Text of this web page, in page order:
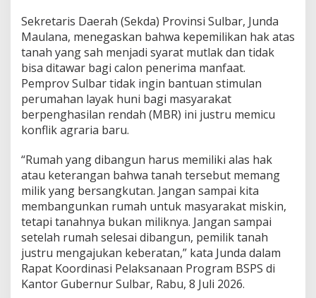
t
i
-
a
n
t
i
e
n
s
i
S
e
n
g
k
t
Sekretaris Daerah (Sekda) Provinsi Sulbar, Junda
Maulana, menegaskan bahwa kepemilikan hak atas
tanah yang sah menjadi syarat mutlak dan tidak
bisa ditawar bagi calon penerima manfaat.
Pemprov Sulbar tidak ingin bantuan stimulan
perumahan layak huni bagi masyarakat
berpenghasilan rendah (MBR) ini justru memicu
konflik agraria baru.
“Rumah yang dibangun harus memiliki alas hak
atau keterangan bahwa tanah tersebut memang
milik yang bersangkutan. Jangan sampai kita
membangunkan rumah untuk masyarakat miskin,
tetapi tanahnya bukan miliknya. Jangan sampai
setelah rumah selesai dibangun, pemilik tanah
justru mengajukan keberatan,” kata Junda dalam
Rapat Koordinasi Pelaksanaan Program BSPS di
Kantor Gubernur Sulbar, Rabu, 8 Juli 2026.